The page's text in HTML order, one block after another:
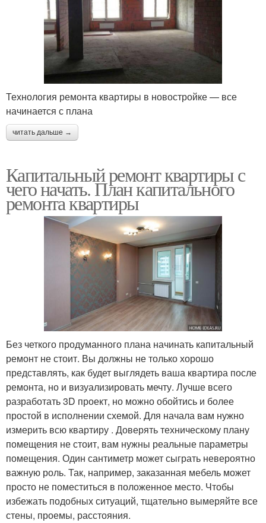
Технология ремонта квартиры в новостройке — все
начинается с плана
читать дальше →
Капитальный ремонт квартиры с
чего начать. План капитального
ремонта квартиры
Без четкого продуманного плана начинать капитальный
ремонт не стоит. Вы должны не только хорошо
представлять, как будет выглядеть ваша квартира после
ремонта, но и визуализировать мечту. Лучше всего
разработать 3D проект, но можно обойтись и более
простой в исполнении схемой. Для начала вам нужно
измерить всю квартиру . Доверять техническому плану
помещения не стоит, вам нужны реальные параметры
помещения. Один сантиметр может сыграть невероятно
важную роль. Так, например, заказанная мебель может
просто не поместиться в положенное место. Чтобы
избежать подобных ситуаций, тщательно вымеряйте все
стены, проемы, расстояния.